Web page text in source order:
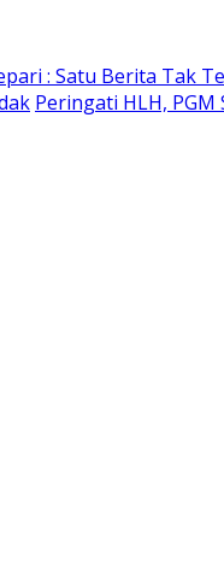
: Satu Berita Tak
Peringati HLH,